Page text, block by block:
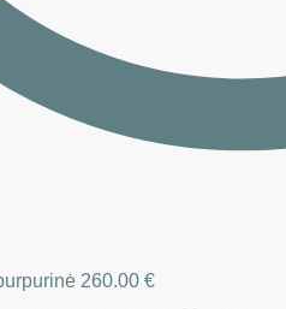
260.00 €